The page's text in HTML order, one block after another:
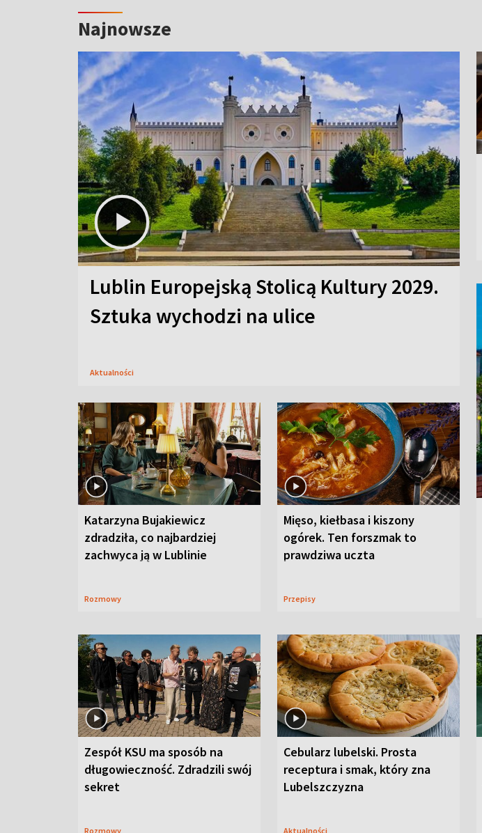
Najnowsze
Lublin Europejską Stolicą Kultury 2029.
Sztuka wychodzi na ulice
Aktualności
Katarzyna Bujakiewicz
zdradziła, co najbardziej
zachwyca ją w Lublinie
Rozmowy
Mięso, kiełbasa i kiszony
ogórek. Ten forszmak to
prawdziwa uczta
Przepisy
Zespół KSU ma sposób na
długowieczność. Zdradzili swój
sekret
Rozmowy
Cebularz lubelski. Prosta
receptura i smak, który zna
Lubelszczyzna
Aktualności